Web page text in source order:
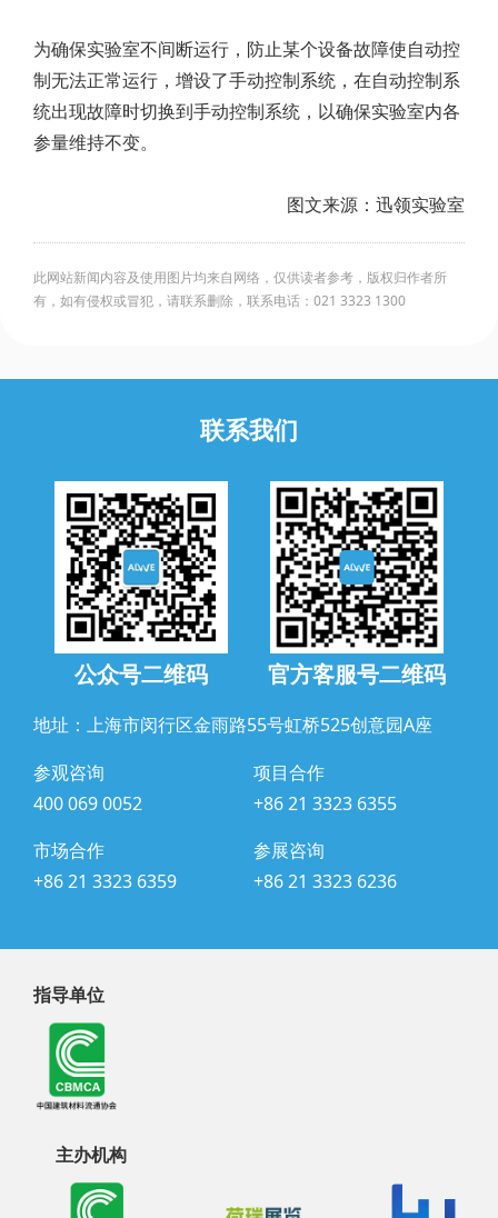
为确保实验室不间断运行，防止某个设备故障使自动控
制无法正常运行，增设了手动控制系统，在自动控制系
统出现故障时切换到手动控制系统，以确保实验室内各
参量维持不变。
图文来源：迅领实验室
此网站新闻内容及使用图片均来自网络，仅供读者参考，版权归作者所
有，如有侵权或冒犯，请联系删除，联系电话：021 3323 1300
联系我们
公众号二维码 官方客服号二维码
地址：上海市闵行区金雨路55号虹桥525创意园A座
参观咨询
400 069 0052
项目合作
+86 21 3323 6355
市场合作
+86 21 3323 6359
参展咨询
+86 21 3323 6236
指导单位
主办机构